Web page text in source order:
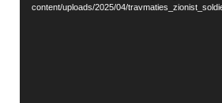
content/uploads/2025/04/